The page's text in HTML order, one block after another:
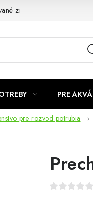
značky
PRE
pre rozvod potrubia